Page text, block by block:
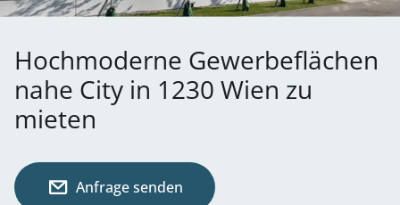
Hochmoderne Gewerbeflächen
nahe City in 1230 Wien zu
mieten
Anfrage senden